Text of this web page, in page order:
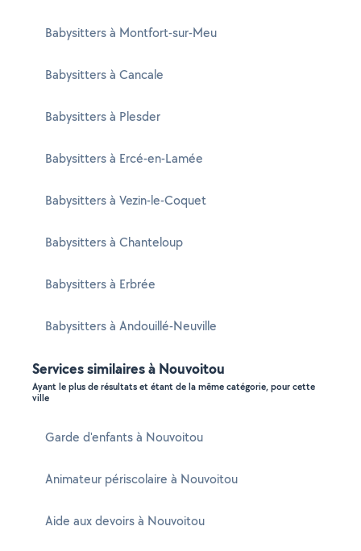
Babysitters à Montfort-sur-Meu
Babysitters à Cancale
Babysitters à Plesder
Babysitters à Ercé-en-Lamée
Babysitters à Vezin-le-Coquet
Babysitters à Chanteloup
Babysitters à Erbrée
Babysitters à Andouillé-Neuville
Services similaires à Nouvoitou
Ayant le plus de résultats et étant de la même catégorie, pour cette
ville
Garde d'enfants à Nouvoitou
Animateur périscolaire à Nouvoitou
Aide aux devoirs à Nouvoitou